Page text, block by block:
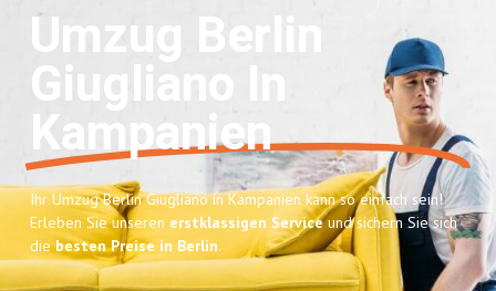
Umzug Berlin
Giugliano In
Kampanien
Ihr Umzug Berlin Giugliano in Kampanien kann so einfach sein!
Erleben Sie unseren erstklassigen Serviceund sichern Sie sich
diebesten Preise in Berlin.